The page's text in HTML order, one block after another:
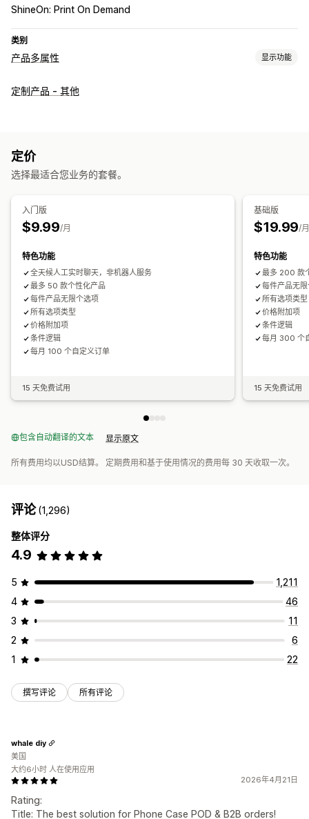
ShineOn: Print On Demand
类别
产品多属性 显示功能
自定义
定价
库存
隐藏缺货商品
定制产品 - 其他
定价
选择最适合您业务的套餐。
入门版
$9.99/月
特色功能
全天候人工实时聊天，非机器人服务
最多 50 款个性化产品
每件产品无限个选项
所有选项类型
价格附加项
条件逻辑
每月 100 个自定义订单
15 天免费试用
基础版
$19.99/
特色功能
最多 200 款
每件产品无
所有选项类型
价格附加项
条件逻辑
每月 300 个
15 天免费试用
包含自动翻译的文本 显示原文
所有费用均以USD结算。 定期费用和基于使用情况的费用每 30 天收取一次。
评论(1,296)
整体评分
4.9
5
1,211
4
46
3
11
2
6
1
22
撰写评论 所有评论
2026年4月21日
Rating:
Title: The best solution for Phone Case POD & B2B orders!
whale diy
美国
大约6小时 人在使用应用